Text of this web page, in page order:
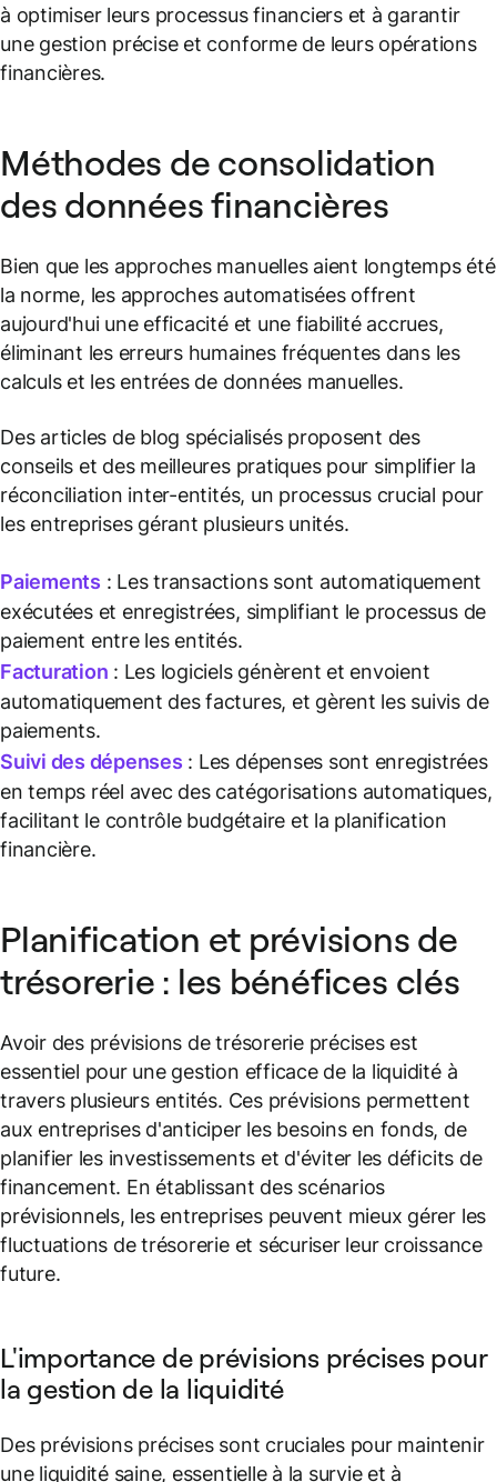
à optimiser leurs processus financiers et à garantir
une gestion précise et conforme de leurs opérations
financières.
Méthodes de consolidation
des données financières
Bien que les approches manuelles aient longtemps été
la norme, les approches automatisées offrent
aujourd'hui une efficacité et une fiabilité accrues,
éliminant les erreurs humaines fréquentes dans les
calculs et les entrées de données manuelles.
Des articles de blog spécialisés proposent des
conseils et des meilleures pratiques pour simplifier la
réconciliation inter-entités, un processus crucial pour
les entreprises gérant plusieurs unités.
Paiements : Les transactions sont automatiquement
exécutées et enregistrées, simplifiant le processus de
paiement entre les entités.
Facturation : Les logiciels génèrent et envoient
automatiquement des factures, et gèrent les suivis de
paiements.
Suivi des dépenses : Les dépenses sont enregistrées
en temps réel avec des catégorisations automatiques,
facilitant le contrôle budgétaire et la planification
financière.
Planification et prévisions de
trésorerie : les bénéfices clés
Avoir des prévisions de trésorerie précises est
essentiel pour une gestion efficace de la liquidité à
travers plusieurs entités. Ces prévisions permettent
aux entreprises d'anticiper les besoins en fonds, de
planifier les investissements et d'éviter les déficits de
financement. En établissant des scénarios
prévisionnels, les entreprises peuvent mieux gérer les
fluctuations de trésorerie et sécuriser leur croissance
future.
L'importance de prévisions précises pour
la gestion de la liquidité
Des prévisions précises sont cruciales pour maintenir
une liquidité saine, essentielle à la survie et à